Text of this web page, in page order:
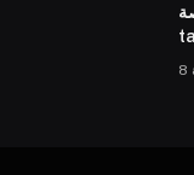
منصة
8